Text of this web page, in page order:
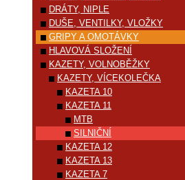
DRÁTY, NIPLE
DUŠE, VENTILKY, VLOŽKY
GRIPY A OMOTÁVKY
HLAVOVÁ SLOŽENÍ
KAZETY, VOLNOBĚŽKY
KAZETY, VÍCEKOLEČKA
KAZETA 10
KAZETA 11
MTB
SILNIČNÍ
KAZETA 12
KAZETA 13
KAZETA 7